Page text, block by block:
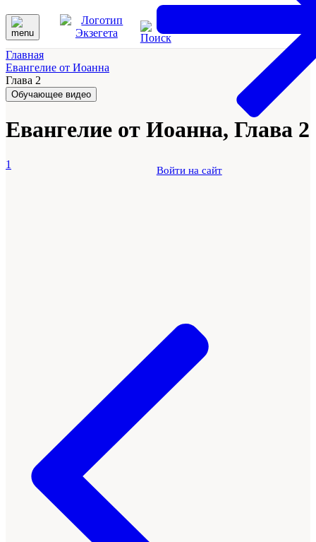
Войти на сайт
Главная
Евангелие от Иоанна
Глава 2
Обучающее видео
Евангелие от Иоанна, Глава 2
1